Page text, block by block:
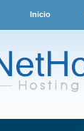
Inicio